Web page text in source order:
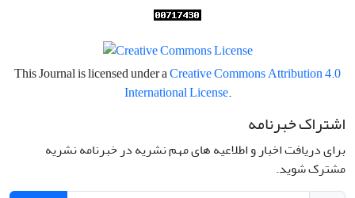
This Journal is licensed under aCreative Commons Attribution 4.0
International License.
اشتراک خبرنامه
برای دریافت اخبار و اطلاعیه های مهم نشریه در خبرنامه نشریه
مشترک شوید.